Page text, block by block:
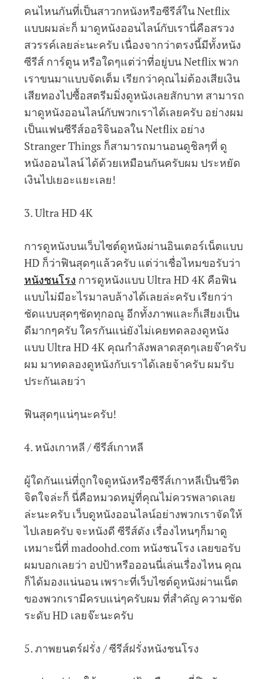
คนไหนกันที่เป็นสาวกหนังหรือซีรีส์ใน Netflix
แบบผมล่ะก็ มาดูหนังออนไลน์กับเรานี่คือสรวง
สวรรค์เลยล่ะนะครับ เนื่องจากว่าตรงนี้มีทั้งหนัง
ซีรีส์ การ์ตูน หรือใดๆแต่ว่าที่อยู่บน Netflix พวก
เราขนมาแบบจัดเต็ม เรียกว่าคุณไม่ต้องเสียเงิน
เสียทองไปซื้อสตรีมมิ่งดูหนังเลยสักบาท สามารถ
มาดูหนังออนไลน์กับพวกเราได้เลยครับ อย่างผม
เป็นแฟนซีรีส์ออริจินอลใน Netflix อย่าง
Stranger Things ก็สามารถมานอนดูชิลๆที่ ดู
หนังออนไลน์ ได้ด้วยเหมือนกันครับผม ประหยัด
เงินไปเยอะแยะเลย!
3. Ultra HD 4K
การดูหนังบนเว็บไซต์ดูหนังผ่านอินเตอร์เน็ตแบบ
HD ก็ว่าฟินสุดๆแล้วครับ แต่ว่าเชื่อไหมขอรับว่า
หนังชนโรง การดูหนังแบบ Ultra HD 4K คือฟิน
แบบไม่มีอะไรมาลบล้างได้เลยล่ะครับ เรียกว่า
ชัดแบบสุดๆชัดทุกอณู อีกทั้งภาพและก็เสียงเป็น
ดีมากๆครับ ใครกันแน่ยังไม่เคยทดลองดูหนัง
แบบ Ultra HD 4K คุณกำลังพลาดสุดๆเลยจ๊าครับ
ผม มาทดลองดูหนังกับเราได้เลยจ้าครับ ผมรับ
ประกันเลยว่า
ฟินสุดๆแน่ๆนะครับ!
4. หนังเกาหลี / ซีรีส์เกาหลี
ผู้ใดกันแน่ที่ถูกใจดูหนังหรือซีรีส์เกาหลีเป็นชีวิต
จิตใจล่ะก็ นี่คือหมวดหมู่ที่คุณไม่ควรพลาดเลย
ล่ะนะครับ เว็บดูหนังออนไลน์อย่างพวกเราจัดให้
ไปเลยครับ จะหนังดี ซีรีส์ดัง เรื่องไหนๆก็มาดู
เหมาะนี่ที่ madoohd.com หนังชนโรง เลยขอรับ
ผมบอกเลยว่า อปป้าหรือออนนี่เล่นเรื่องไหน คุณ
ก็ได้มองแน่นอน เพราะที่เว็บไซต์ดูหนังผ่านเน็ต
ของพวกเรามีครบแน่ๆครับผม ที่สำคัญ ความชัด
ระดับ HD เลยจ๊ะนะครับ
5. ภาพยนตร์ฝรั่ง / ซีรีส์ฝรั่งหนังชนโรง